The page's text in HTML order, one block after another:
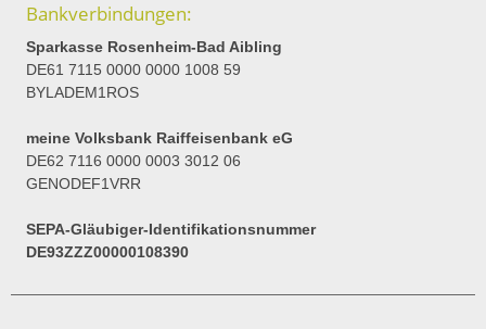
Bankverbindungen:
Sparkasse Rosenheim-Bad Aibling
DE61 7115 0000 0000 1008 59
BYLADEM1ROS
meine Volksbank Raiffeisenbank eG
DE62 7116 0000 0003 3012 06
GENODEF1VRR
SEPA-Gläubiger-Identifikationsnummer
DE93ZZZ00000108390